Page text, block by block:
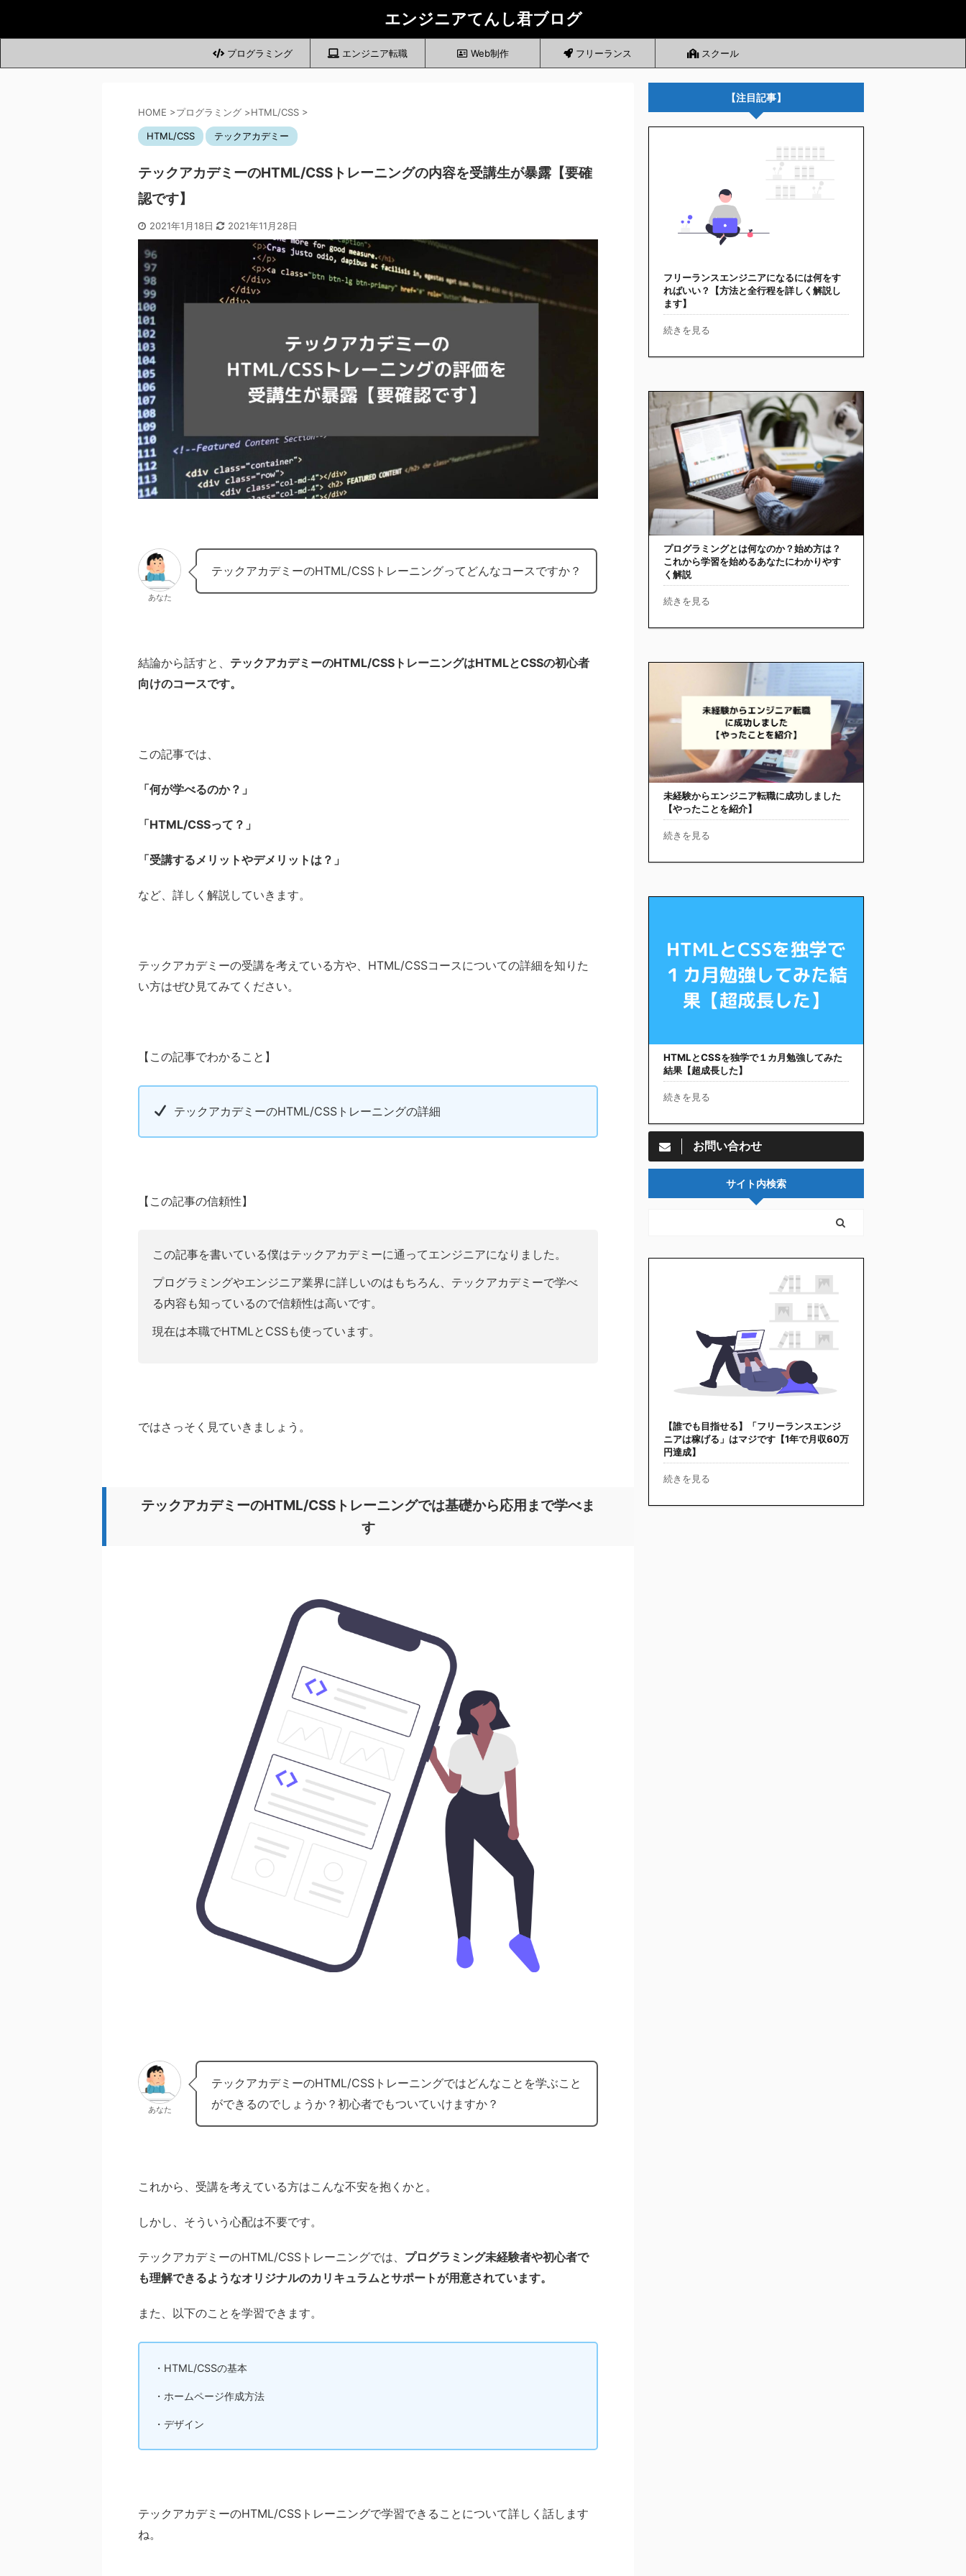
エンジニアてんし君ブログ
プログラミング エンジニア転職 Web制作 フリーランス スクール
HOME >プログラミング >HTML/CSS >
HTML/CSS テックアカデミー
テックアカデミーのHTML/CSSトレーニングの内容を受講生が暴露【要確
認です】
2021年1月18日 2021年11月28日
あなた
テックアカデミーのHTML/CSSトレーニングってどんなコースですか？
結論から話すと、 テックアカデミーのHTML/CSSトレーニングはHTMLとCSSの初心者
向けのコースです。
この記事では、
「何が学べるのか？」
「HTML/CSSって？」
「受講するメリットやデメリットは？」
など、詳しく解説していきます。
テックアカデミーの受講を考えている方や、 HTML/CSSコースについての詳細を知りた
い方はぜひ見てみてください。
【この記事でわかること】
テックアカデミーのHTML/CSSトレーニングの詳細
【この記事の信頼性】
この記事を書いている僕はテックアカデミーに通ってエンジニアになりました。
プログラミングやエンジニア業界に詳しいのはもちろん、テックアカデミーで学べ
る内容も知っているので信頼性は高いです。
現在は本職でHTMLとCSSも使っています。
ではさっそく見ていきましょう。
テックアカデミーのHTML/CSSトレーニングでは基礎から応用まで学べま
す
あなた
テックアカデミーのHTML/CSSトレーニングではどんなことを学ぶこと
ができるのでしょうか？初心者でもついていけますか？
これから、受講を考えている方はこんな不安を抱くかと。
しかし、そういう心配は不要です。
テックアカデミーのHTML/CSSトレーニングでは、 プログラミング未経験者や初心者で
も理解できるようなオリジナルのカリキュラムとサポートが用意されています。
また、以下のことを学習できます。
・HTML/CSSの基本
・ホームページ作成方法
・デザイン
テックアカデミーのHTML/CSSトレーニングで学習できることについて詳しく話します
ね。
【注目記事】
フリーランスエンジニアになるには何をす
ればいい？【方法と全行程を詳しく解説し
ます】
続きを見る
プログラミングとは何なのか？始め方は？
これから学習を始めるあなたにわかりやす
く解説
続きを見る
未経験からエンジニア転職に成功しました
【やったことを紹介】
続きを見る
HTMLとCSSを独学で１カ月勉強してみた
結果【超成長した】
続きを見る
お問い合わせ
サイト内検索
【誰でも目指せる】「フリーランスエンジ
ニアは稼げる」はマジです【1年で月収60万
円達成】
続きを見る